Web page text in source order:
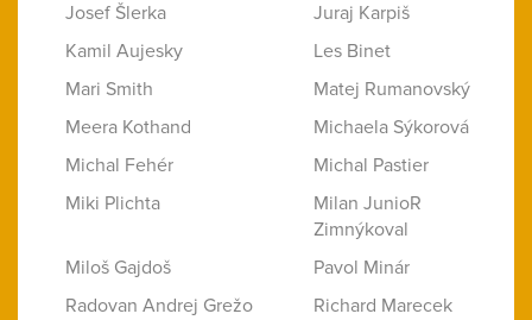
Josef Šlerka
Juraj Karpiš
Kamil Aujesky
Les Binet
Mari Smith
Matej Rumanovský
Meera Kothand
Michaela Sýkorová
Michal Fehér
Michal Pastier
Miki Plichta
Milan JunioR
Zimnýkoval
Miloš Gajdoš
Pavol Minár
Radovan Andrej Grežo
Richard Marecek